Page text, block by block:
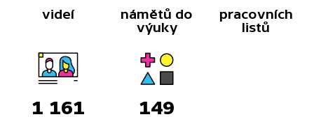
videí
námětů do
výuky
pracovních
listů
1 161 149